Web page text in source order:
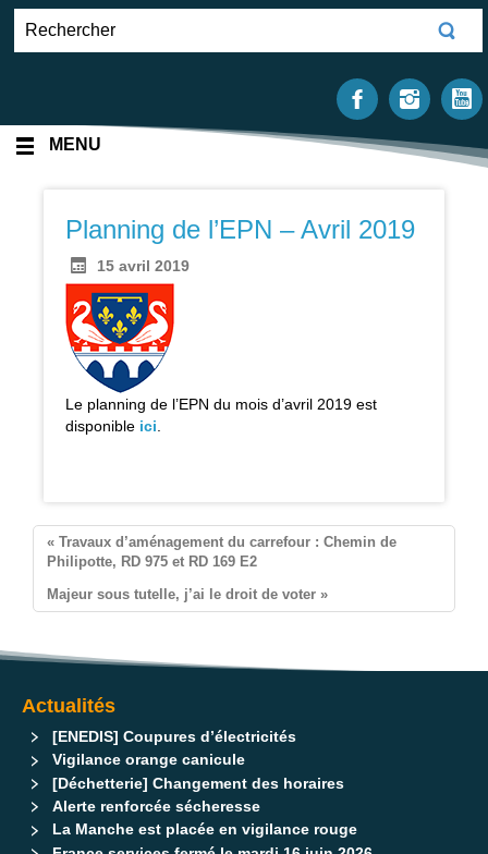
MENU
Planning de l’EPN – Avril 2019
15 avril 2019
Le planning de l’EPN du mois d’avril 2019 est
disponible ici
« Travaux d’aménagement du carrefour : Chemin de
Philipotte, RD 975 et RD 169 E2
Majeur sous tutelle, j’ai le droit de voter »
Actualités
[ENEDIS] Coupures d’électricités
Vigilance orange canicule
[Déchetterie] Changement des horaires
Alerte renforcée sécheresse
La Manche est placée en vigilance rouge